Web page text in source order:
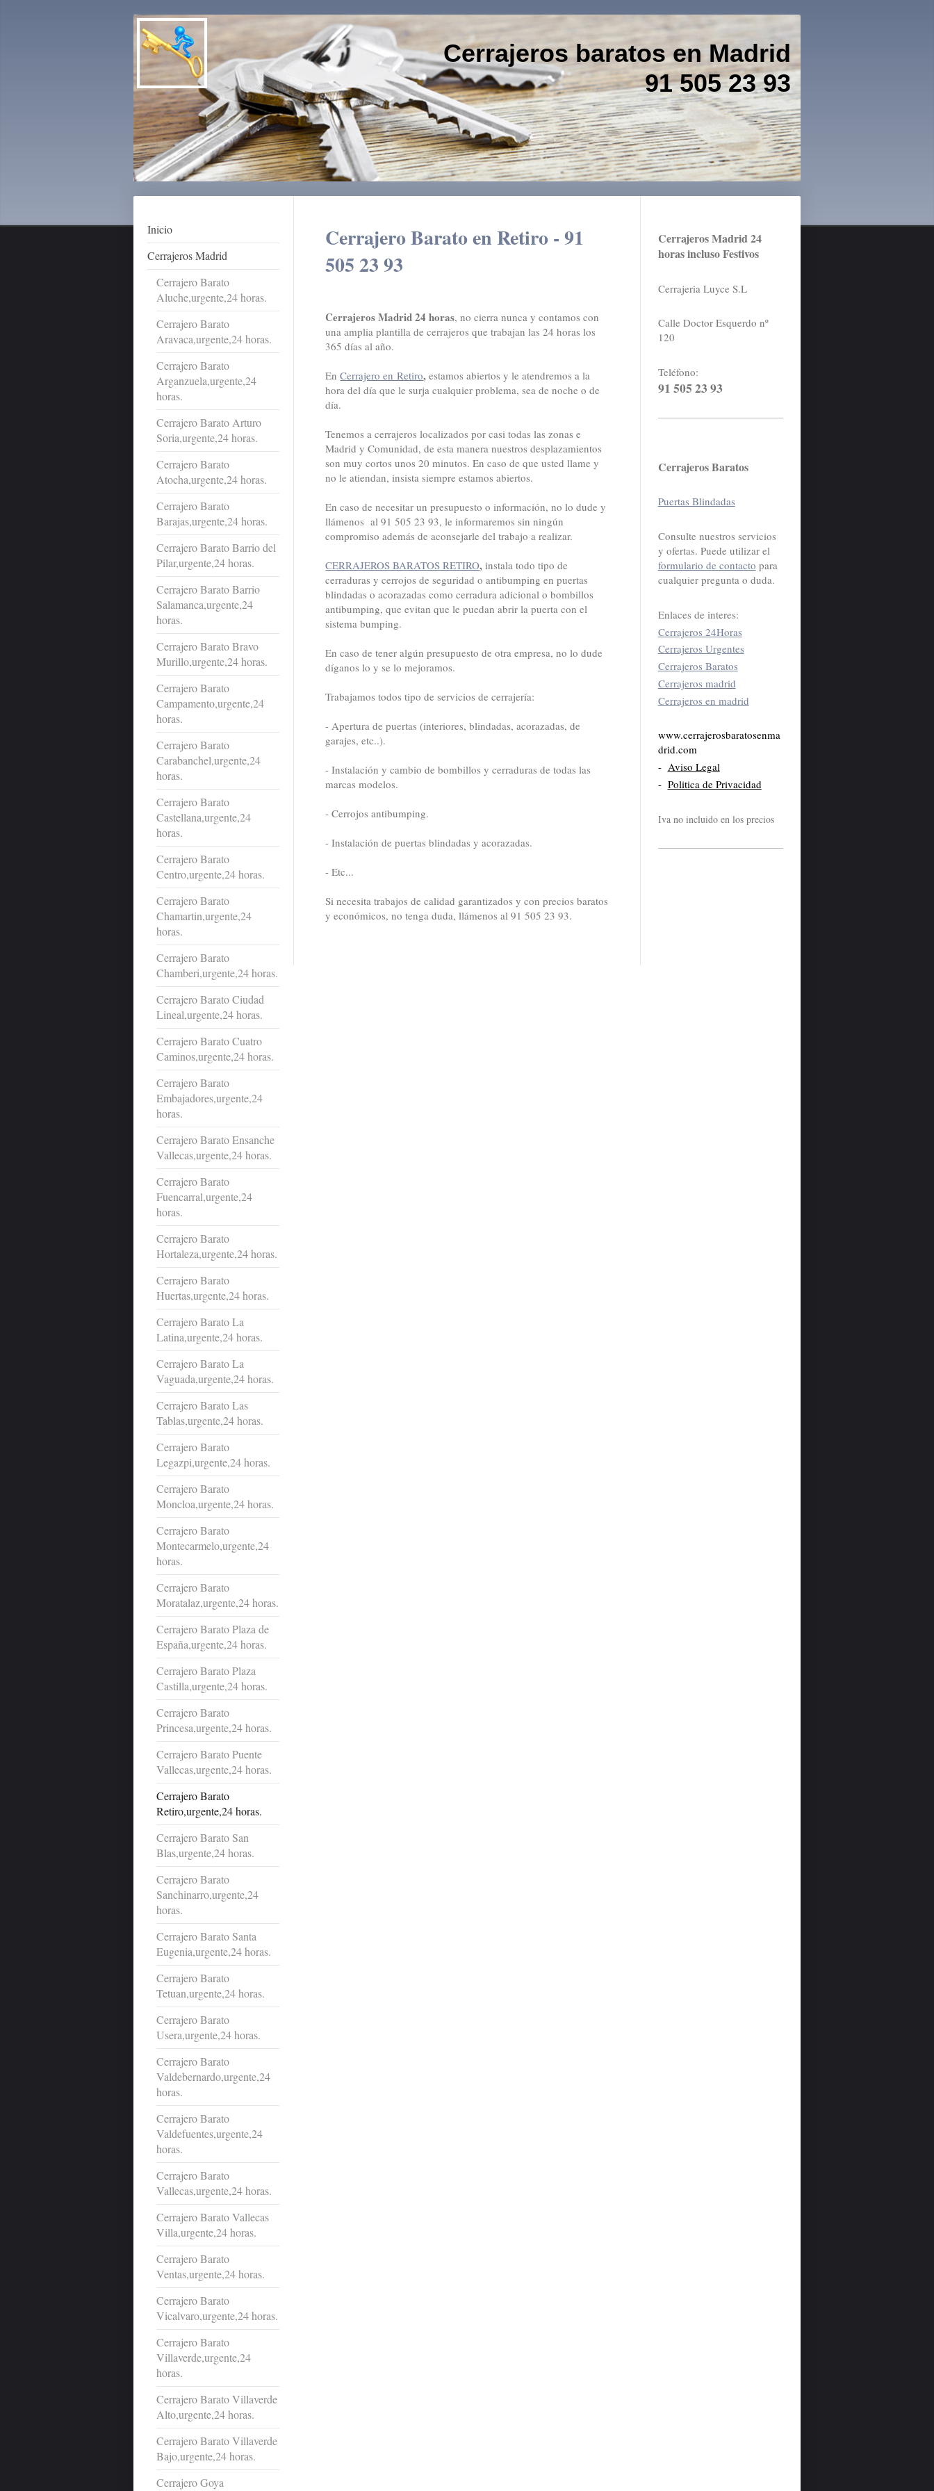
Cerrajeros baratos en Madrid
91 505 23 93
Inicio
Cerrajeros Madrid
Cerrajero Barato
Aluche,urgente,24 horas.
Cerrajero Barato
Aravaca,urgente,24 horas.
Cerrajero Barato
Arganzuela,urgente,24
horas.
Cerrajero Barato Arturo
Soria,urgente,24 horas.
Cerrajero Barato
Atocha,urgente,24 horas.
Cerrajero Barato
Barajas,urgente,24 horas.
Cerrajero Barato Barrio del
Pilar,urgente,24 horas.
Cerrajero Barato Barrio
Salamanca,urgente,24
horas.
Cerrajero Barato Bravo
Murillo,urgente,24 horas.
Cerrajero Barato
Campamento,urgente,24
horas.
Cerrajero Barato
Carabanchel,urgente,24
horas.
Cerrajero Barato
Castellana,urgente,24
horas.
Cerrajero Barato
Centro,urgente,24 horas.
Cerrajero Barato
Chamartin,urgente,24
horas.
Cerrajero Barato
Chamberi,urgente,24 horas.
Cerrajero Barato Ciudad
Lineal,urgente,24 horas.
Cerrajero Barato Cuatro
Caminos,urgente,24 horas.
Cerrajero Barato
Embajadores,urgente,24
horas.
Cerrajero Barato Ensanche
Vallecas,urgente,24 horas.
Cerrajero Barato
Fuencarral,urgente,24
horas.
Cerrajero Barato
Hortaleza,urgente,24 horas.
Cerrajero Barato
Huertas,urgente,24 horas.
Cerrajero Barato La
Latina,urgente,24 horas.
Cerrajero Barato La
Vaguada,urgente,24 horas.
Cerrajero Barato Las
Tablas,urgente,24 horas.
Cerrajero Barato
Legazpi,urgente,24 horas.
Cerrajero Barato
Moncloa,urgente,24 horas.
Cerrajero Barato
Montecarmelo,urgente,24
horas.
Cerrajero Barato
Moratalaz,urgente,24 horas.
Cerrajero Barato Plaza de
España,urgente,24 horas.
Cerrajero Barato Plaza
Castilla,urgente,24 horas.
Cerrajero Barato
Princesa,urgente,24 horas.
Cerrajero Barato Puente
Vallecas,urgente,24 horas.
Cerrajero Barato
Retiro,urgente,24 horas.
Cerrajero Barato San
Blas,urgente,24 horas.
Cerrajero Barato
Sanchinarro,urgente,24
horas.
Cerrajero Barato Santa
Eugenia,urgente,24 horas.
Cerrajero Barato
Tetuan,urgente,24 horas.
Cerrajero Barato
Usera,urgente,24 horas.
Cerrajero Barato
Valdebernardo,urgente,24
horas.
Cerrajero Barato
Valdefuentes,urgente,24
horas.
Cerrajero Barato
Vallecas,urgente,24 horas.
Cerrajero Barato Vallecas
Villa,urgente,24 horas.
Cerrajero Barato
Ventas,urgente,24 horas.
Cerrajero Barato
Vicalvaro,urgente,24 horas.
Cerrajero Barato
Villaverde,urgente,24
horas.
Cerrajero Barato Villaverde
Alto,urgente,24 horas.
Cerrajero Barato Villaverde
Bajo,urgente,24 horas.
Cerrajero Goya
Cerrajero Barato en Retiro - 91
505 23 93
Cerrajeros Madrid 24 horas, no cierra nunca y contamos con
una amplia plantilla de cerrajeros que trabajan las 24 horas los
365 días al año.
EnCerrajero en Retiro, estamos abiertos y le atendremos a la
hora del día que le surja cualquier problema, sea de noche o de
día.
Tenemos a cerrajeros localizados por casi todas las zonas e
Madrid y Comunidad, de esta manera nuestros desplazamientos
son muy cortos unos 20 minutos. En caso de que usted llame y
no le atiendan, insista siempre estamos abiertos.
En caso de necesitar un presupuesto o información, no lo dude y
llámenos al 91 505 23 93, le informaremos sin ningún
compromiso además de aconsejarle del trabajo a realizar.
CERRAJEROS BARATOS RETIRO, instala todo tipo de
cerraduras y cerrojos de seguridad o antibumping en puertas
blindadas o acorazadas como cerradura adicional o bombillos
antibumping, que evitan que le puedan abrir la puerta con el
sistema bumping.
En caso de tener algún presupuesto de otra empresa, no lo dude
díganos lo y se lo mejoramos.
Trabajamos todos tipo de servicios de cerrajería:
- Apertura de puertas (interiores, blindadas, acorazadas, de
garajes, etc..).
- Instalación y cambio de bombillos y cerraduras de todas las
marcas modelos.
- Cerrojos antibumping.
- Instalación de puertas blindadas y acorazadas.
- Etc...
Si necesita trabajos de calidad garantizados y con precios baratos
y económicos, no tenga duda, llámenos al 91 505 23 93.
Cerrajeros Madrid 24
horas incluso Festivos
Cerrajeria Luyce S.L
Calle Doctor Esquerdo nº
120
Teléfono:
91 505 23 93
Cerrajeros Baratos
Puertas Blindadas
Consulte nuestros servicios
y ofertas. Puede utilizar el
formulario de contacto para
cualquier pregunta o duda.
Enlaces de interes:
Cerrajeros 24Horas
Cerrajeros Urgentes
Cerrajeros Baratos
Cerrajeros madrid
Cerrajeros en madrid
www.cerrajerosbaratosenma
drid.com
- Aviso Legal
- Politica de Privacidad
Iva no incluido en los precios